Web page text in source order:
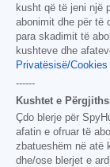
kusht që të jeni një
abonimit dhe për të
para skadimit të
kushteve dhe
Privatësisë/Cookies
------
Kushtet e
Çdo blerje për
afatin e ofruar të
zbatueshëm në atë
dhe/ose blerjet e